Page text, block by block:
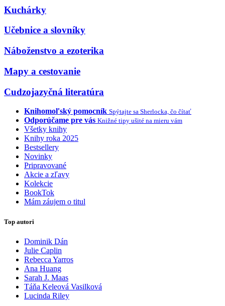
Kuchárky
Učebnice a slovníky
Náboženstvo a ezoterika
Mapy a cestovanie
Cudzojazyčná literatúra
Knihomoľský pomocník Spýtajte sa Sherlocka, čo čítať
Odporúčame pre vás Knižné tipy ušité na mieru vám
Všetky knihy
Knihy roka 2025
Bestsellery
Novinky
Pripravované
Akcie a zľavy
Kolekcie
BookTok
Mám záujem o titul
Top autori
Dominik Dán
Julie Caplin
Rebecca Yarros
Ana Huang
Sarah J. Maas
Táňa Keleová Vasilková
Lucinda Riley